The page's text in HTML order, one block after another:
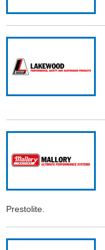
Prestolite.